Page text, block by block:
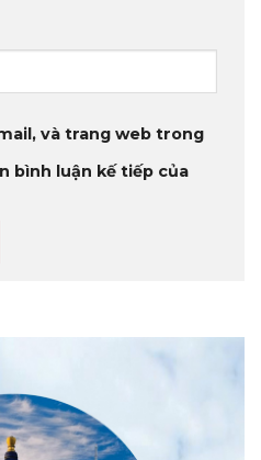
và trang web trong
bình luận kế tiếp của